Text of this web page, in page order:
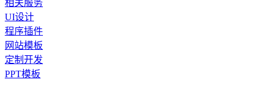
相关服务
UI设计
程序插件
网站模板
定制开发
PPT模板